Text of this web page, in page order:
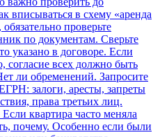
вписываться в схему «аренда
проверьте
по документам. Сверьте
указано в договоре. Если
согласие всех должно быть
ли обременений. Запросите
залоги, аресты, запреты
права третьих лиц.
квартира часто меняла
почему. Особенно если были